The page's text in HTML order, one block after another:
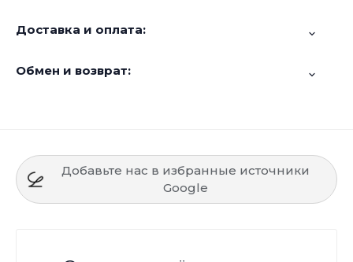
Доставка и оплата:
Обмен и возврат:
Добавьте нас в избранные источники
Google